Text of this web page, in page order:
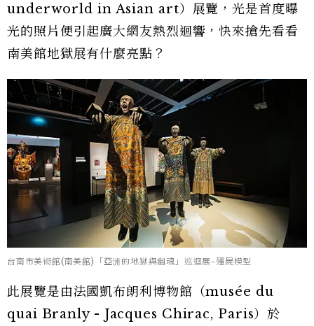
underworld in Asian art）展覽，光是首度曝
光的照片便引起廣大網友熱烈迴響，快來搶先看看
南美館地獄展有什麼亮點？
台南市美術館(南美館)「亞洲的地獄與幽魂」巡迴展-殭屍模型
此展覽是由法國凱布朗利博物館（musée du
quai Branly - Jacques Chirac, Paris）於